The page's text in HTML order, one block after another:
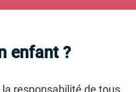
enfant ?
responsabilité de tous.